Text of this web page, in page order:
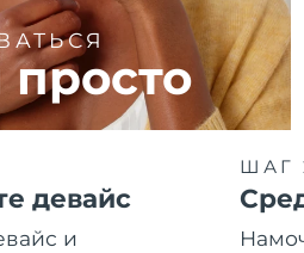
просто
девайс
и
ШАГ